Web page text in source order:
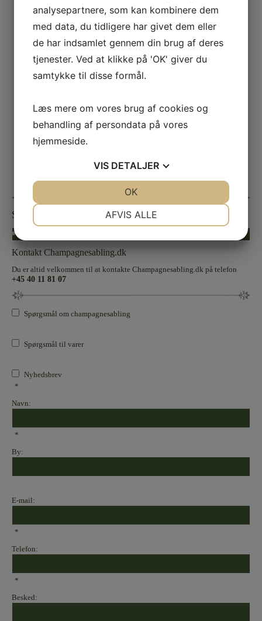
Sølvbryllup
Kontakt Champagnesabling.dk
Du er altid velkommen til at kontakte Champagnesabling.dk på telefon
+45 40 11 81 07
Spørgsmål om champagnesabling
Spørgsmål til varer
Nyhedsbrev
*
Navn:
*
By:
E-mail:
*
Telefon:
*
Besked:
analysepartnere, som kan kombinere dem
med data, du tidligere har givet dem eller
de har indsamlet gennem din brug af deres
tjenester. Ved at klikke på 'OK' giver du
samtykke til disse formål.
Læs mere om vores brug af cookies og
behandling af persondata på vores
hjemmeside.
VIS DETALJER
MARKETING
AFVIS ALLE
OK